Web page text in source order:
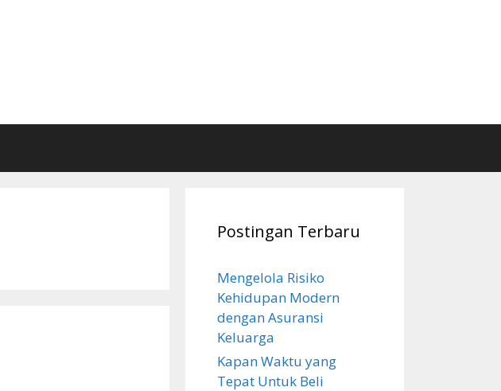
Postingan Terbaru
Mengelola Risiko
Kehidupan Modern
dengan Asuransi
Keluarga
Kapan Waktu yang
Tepat Untuk Beli